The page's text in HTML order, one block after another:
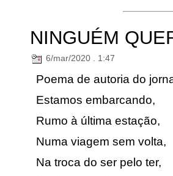
NINGUÉM
6/mar/2020 . 1:47
Poema de autoria do
Estamos embarcando,
Rumo à última estação,
Numa viagem sem volta,
Na troca do ser pelo ter,